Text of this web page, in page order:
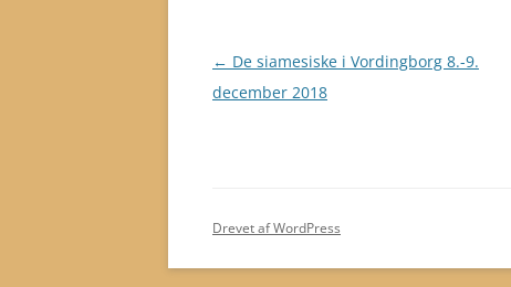
Indlægsnavigation
← De siamesiske i Vordingborg 8.-9.
december 2018
Drevet af WordPress